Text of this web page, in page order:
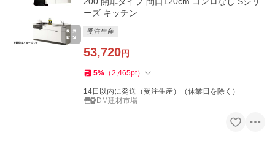
ーズ キッチン
受注生産
53,720円
5% （2,465pt）
14日以内に発送（受注生産）（休業日を除く）
DM建材市場